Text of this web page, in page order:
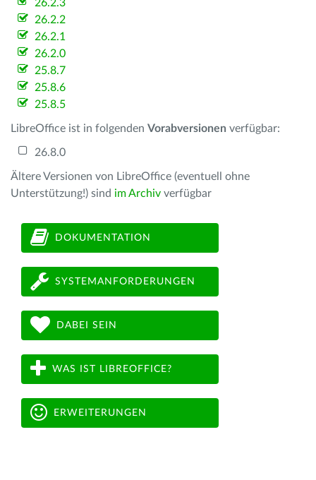
26.2.3
26.2.2
26.2.1
26.2.0
25.8.7
25.8.6
25.8.5
LibreOffice ist in folgenden Vorabversionen verfügbar:
26.8.0
Ältere Versionen von LibreOffice (eventuell ohne
Unterstützung!) sind im Archiv verfügbar
DOKUMENTATION
SYSTEMANFORDERUNGEN
DABEI SEIN
WAS IST LIBREOFFICE?
ERWEITERUNGEN